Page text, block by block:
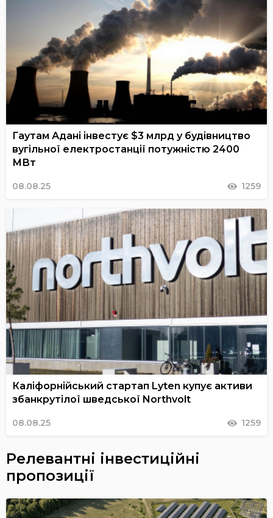
Гаутам Адані інвестує $3 млрд у будівництво
вугільної електростанції потужністю 2400
МВт
08.08.25 1259
Каліфорнійський стартап Lyten купує активи
збанкрутілої шведської Northvolt
08.08.25 1259
Релевантні інвестиційні
пропозиції